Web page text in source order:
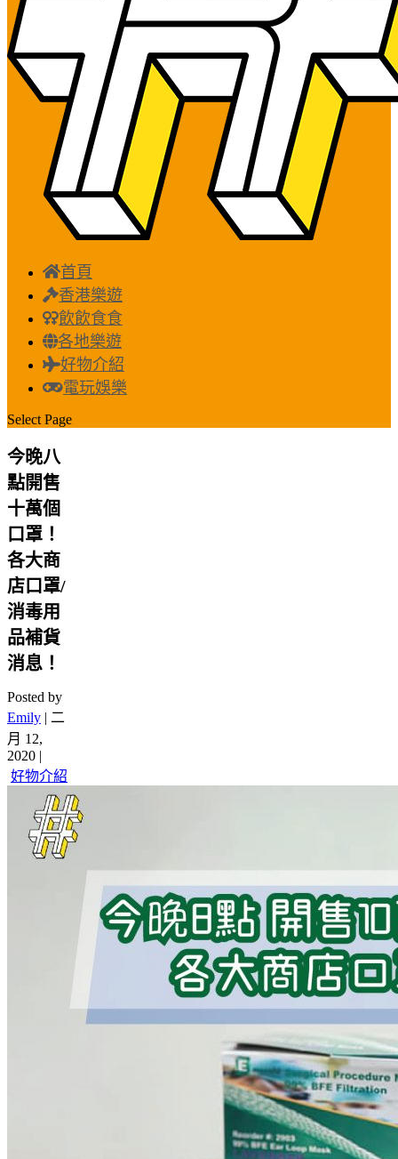
首頁
香港樂遊
飲飲食食
各地樂遊
好物介紹
電玩娛樂
Select Page
今晚八
點開售
十萬個
口罩！
各大商
店口罩/
消毒用
品補貨
消息！
Posted by
Emily | 二
月 12,
2020 |
好物介紹